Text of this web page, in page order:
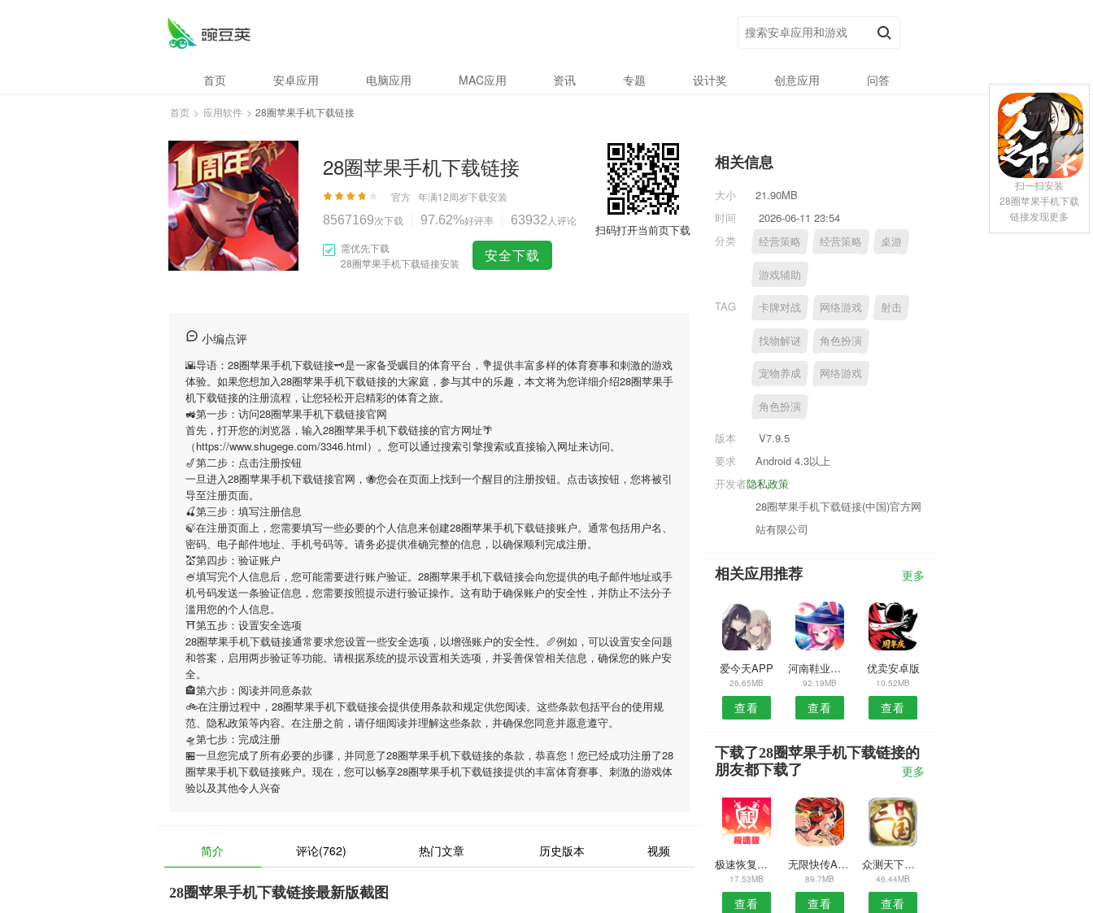
首页 安卓应用 电脑应用 MAC应用 资讯 专题 设计奖 创意应用 问答
首页 > 应用软件 > 28圈苹果手机下载链接
28圈苹果手机下载链接
官方 年满12周岁下载安装
8567169次下载 97.62%好评率 63932 人评论
需优先下载
28圈苹果手机下载链接安装
安全下载
扫码打开当前页下载
小编点评
🌇导语： 28圈苹果手机下载链接🗝是一家备受瞩目的体育平台，💐提供丰富多样的体育赛事和刺激的游戏
体验。如果您想加入28圈苹果手机下载链接的大家庭，参与其中的乐趣，本文将为您详细介绍28圈苹果手
机下载链接的注册流程，让您轻松开启精彩的体育之旅。
🚜第一步：访问28圈苹果手机下载链接官网
首先，打开您的浏览器，输入28圈苹果手机下载链接的官方网址🌴
（https://www.shugege.com/3346.html）。您可以通过搜索引擎搜索或直接输入网址来访问。
🎷第二步：点击注册按钮
一旦进入28圈苹果手机下载链接官网，🐝您会在页面上找到一个醒目的注册按钮。点击该按钮，您将被引
导至注册页面。
🍒第三步：填写注册信息
🍃在注册页面上，您需要填写一些必要的个人信息来创建28圈苹果手机下载链接账户。通常包括用户名、
密码、电子邮件地址、手机号码等。请务必提供准确完整的信息，以确保顺利完成注册。
💒第四步：验证账户
🍧填写完个人信息后，您可能需要进行账户验证。 28圈苹果手机下载链接会向您提供的电子邮件地址或手
机号码发送一条验证信息，您需要按照提示进行验证操作。这有助于确保账户的安全性，并防止不法分子
滥用您的个人信息。
⛩第五步：设置安全选项
28圈苹果手机下载链接通常要求您设置一些安全选项，以增强账户的安全性。🥖例如，可以设置安全问题
和答案，启用两步验证等功能。请根据系统的提示设置相关选项，并妥善保管相关信息，确保您的账户安
全。
🏤第六步：阅读并同意条款
🚲在注册过程中， 28圈苹果手机下载链接会提供使用条款和规定供您阅读。这些条款包括平台的使用规
范、隐私政策等内容。在注册之前，请仔细阅读并理解这些条款，并确保您同意并愿意遵守。
🛸第七步：完成注册
🏪一旦您完成了所有必要的步骤，并同意了28圈苹果手机下载链接的条款，恭喜您！您已经成功注册了28
圈苹果手机下载链接账户。现在，您可以畅享28圈苹果手机下载链接提供的丰富体育赛事、刺激的游戏体
验以及其他令人兴奋
简介 评论(762) 热门文章 历史版本 视频
28圈苹果手机下载链接最新版截图
相关信息
大小
21.90MB
时间
2026-06-11 23:54
分类
经营策略 经营策略 桌游
游戏辅助
TAG 卡牌对战 网络游戏 射击
找物解谜 角色扮演
宠物养成 网络游戏
角色扮演
版本
V7.9.5
要求
Android 4.3以上
隐私政策
开发者
28圈苹果手机下载链接(中国)官方网
站有限公司
相关应用推荐 更多
爱今天APP
26.65MB
查看
河南鞋业安卓版
92.19MB
查看
优卖安卓版
10.52MB
查看
下载了28圈苹果手机下载链接的
朋友都下载了
更多
极速恢复王安卓版
17.53MB
查看
无限快传APP
89.7MB
查看
众测天下安卓版
46.44MB
查看
扫一扫安装
28圈苹果手机下载
链接发现更多